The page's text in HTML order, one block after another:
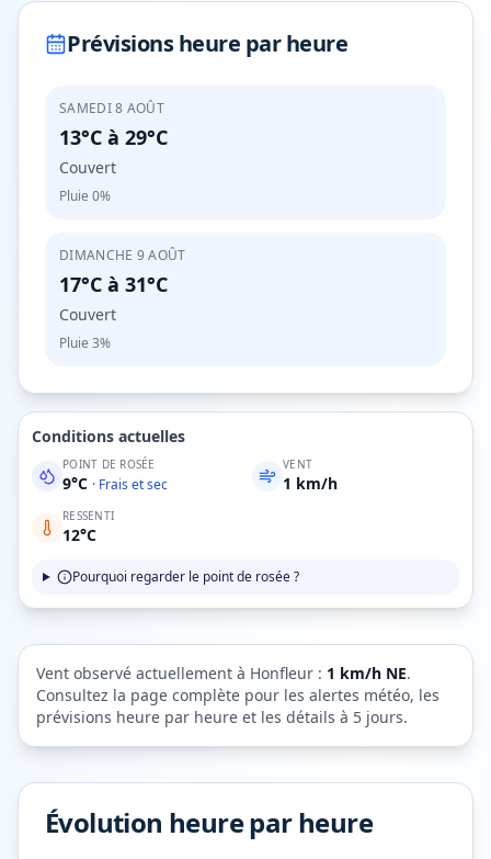
Prévisions heure par heure
SAMEDI 8 AOÛT
13°C à 29°C
Couvert
Pluie 0%
DIMANCHE 9 AOÛT
17°C à 31°C
Couvert
Pluie 3%
Conditions actuelles
POINT DE ROSÉE
9°C · Frais et sec
VENT
1 km/h
RESSENTI
12°C
Pourquoi regarder le point de rosée ?
Vent observé actuellement à Honfleur : 1 km/h NE.
Consultez la page complète pour les alertes météo, les
prévisions heure par heure et les détails à 5 jours.
Évolution heure par heure